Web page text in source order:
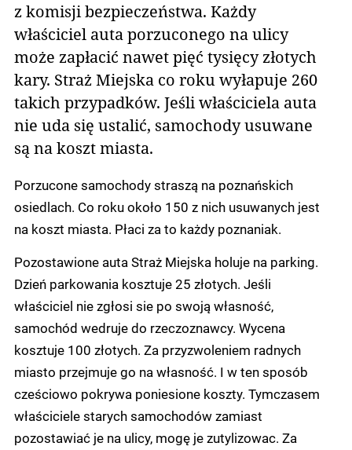
z komisji bezpieczeństwa. Każdy
właściciel auta porzuconego na ulicy
może zapłacić nawet pięć tysięcy złotych
kary. Straż Miejska co roku wyłapuje 260
takich przypadków. Jeśli właściciela auta
nie uda się ustalić, samochody usuwane
są na koszt miasta.
Porzucone samochody straszą na poznańskich
osiedlach. Co roku około 150 z nich usuwanych jest
na koszt miasta. Płaci za to każdy poznaniak.
Pozostawione auta Straż Miejska holuje na parking.
Dzień parkowania kosztuje 25 złotych. Jeśli
właściciel nie zgłosi sie po swoją własność,
samochód wedruje do rzeczoznawcy. Wycena
kosztuje 100 złotych. Za przyzwoleniem radnych
miasto przejmuje go na własność. I w ten sposób
cześciowo pokrywa poniesione koszty. Tymczasem
właściciele starych samochodów zamiast
pozostawiać je na ulicy, mogę je zutylizowac. Za